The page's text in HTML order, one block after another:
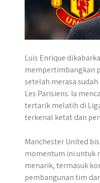
Luis Enrique
mempertimbangkan
setelah merasa
Les Parisiens. Ia
tertarik melatih di
terkenal ketat dan
Manchester United
momentum ini untuk
menarik, termasuk
pembangunan tim